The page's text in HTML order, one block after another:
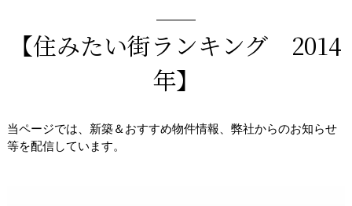
【住みたい街ランキング 2014
年】
当ページでは、新築＆おすすめ物件情報、弊社からのお知らせ
等を配信しています。